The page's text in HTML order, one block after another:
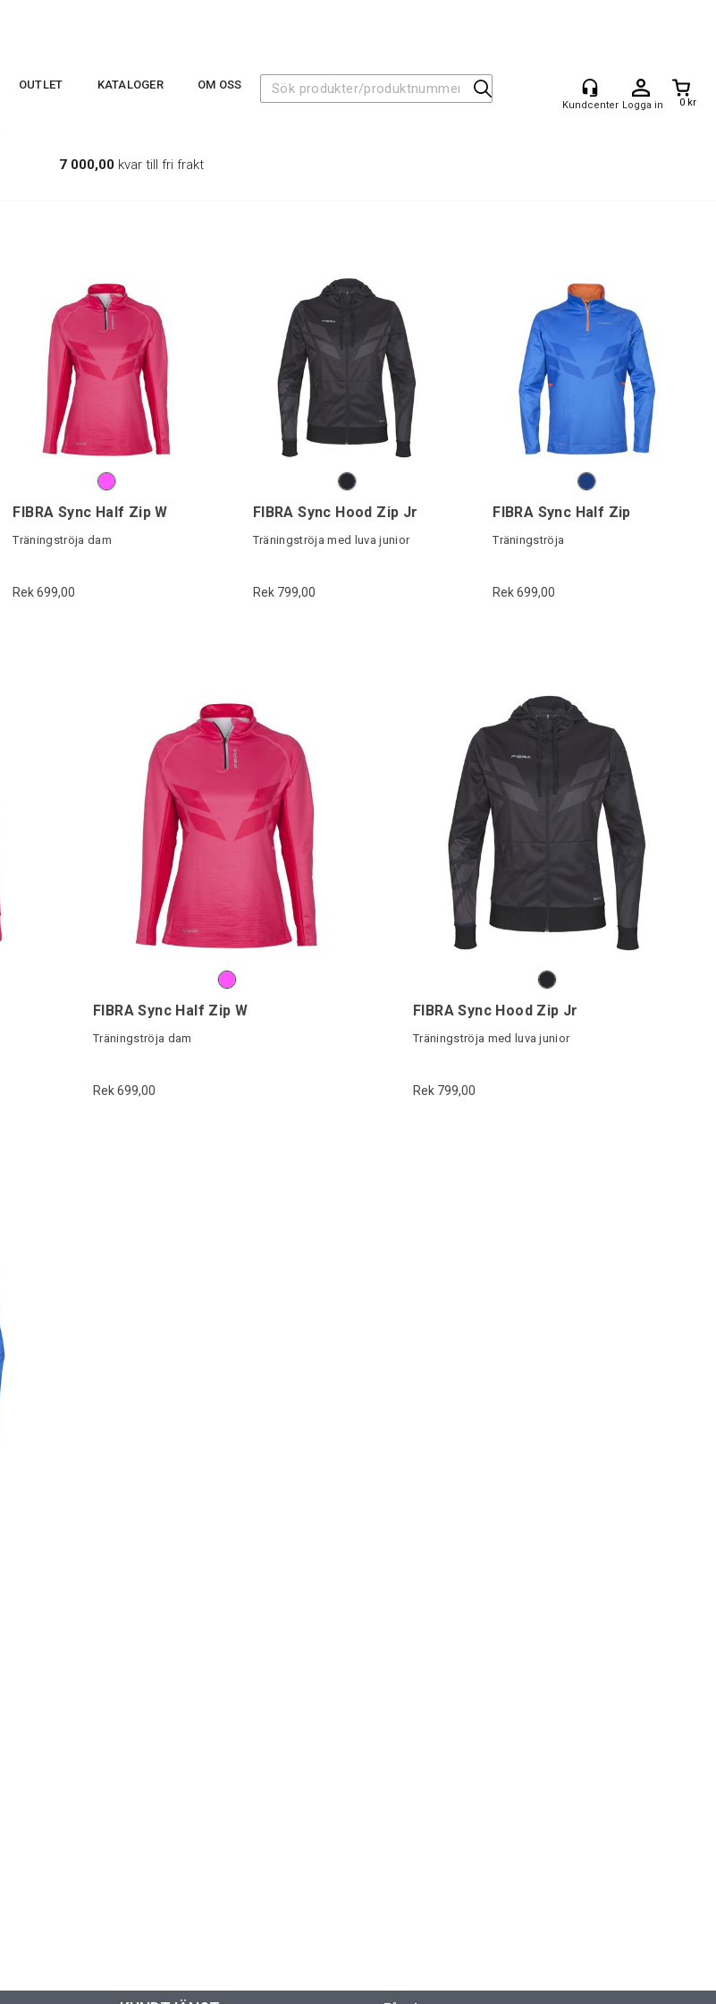
Logga in 0 kr
OUTLET KATALOGER OM OSS
7 000,00 kvar till fri frakt
FIBRA Sync Half Zip W
Träningströja dam
Rek 699,00
FIBRA Sync Hood Zip Jr
Träningströja med luva junior
Rek 799,00
FIBRA Sync Half Zip
Träningströja
Rek 699,00
FIBRA Sync Half Zip W
Träningströja dam
Rek 699,00
FIBRA Sync Hood Zip Jr
Träningströja med luva junior
Rek 799,00